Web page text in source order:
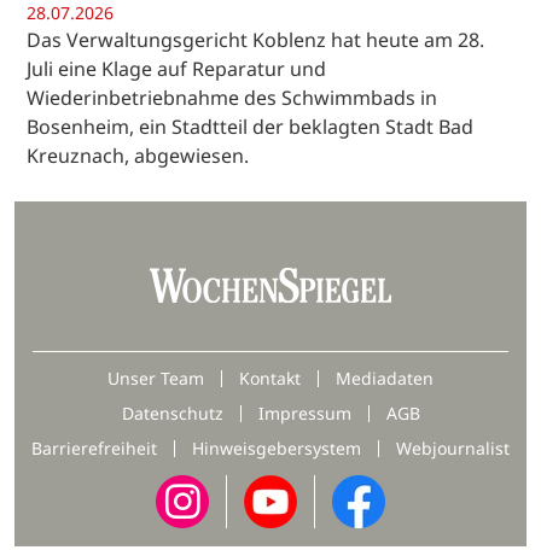
28.07.2026
Das Verwaltungsgericht Koblenz hat heute am 28.
Juli eine Klage auf Reparatur und
Wiederinbetriebnahme des Schwimmbads in
Bosenheim, ein Stadtteil der beklagten Stadt Bad
Kreuznach, abgewiesen.
Unser Team Kontakt
Mediadaten
Datenschutz
Impressum
AGB
Barrierefreiheit
Hinweisgebersystem Webjournalist